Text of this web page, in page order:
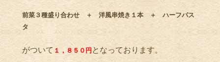
前菜３種盛り合わせ ＋ 洋風串焼き１本 ＋ ハーフパス
タ
がついて １，８５０円となっております。